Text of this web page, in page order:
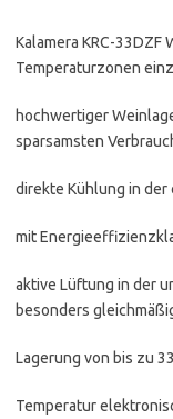
Kalamera KRC-
Temperaturzonen
hochwertiger
sparsamsten
direkte Kühlung in
mit
aktive Lüftung in der
besonders
Lagerung von bis zu
Temperatur